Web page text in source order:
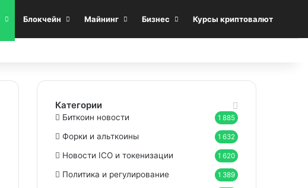
Блокчейн Майнинг Бизнес Курсы криптовалют
Категории
Биткоин новости 1 885
Форки и альткоины 1 632
Новости ICO и токенизации 1 620
Политика и регулирование 1 389